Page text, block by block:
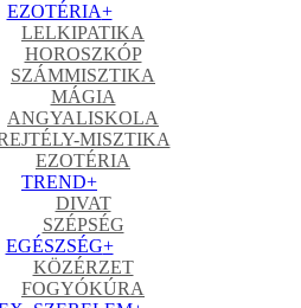
EZOTÉRIA+
LELKIPATIKA
HOROSZKÓP
SZÁMMISZTIKA
MÁGIA
ANGYALISKOLA
MISZTIKA
EZOTÉRIA
TREND+
DIVAT
SZÉPSÉG
EGÉSZSÉG+
KÖZÉRZET
FOGYÓKÚRA